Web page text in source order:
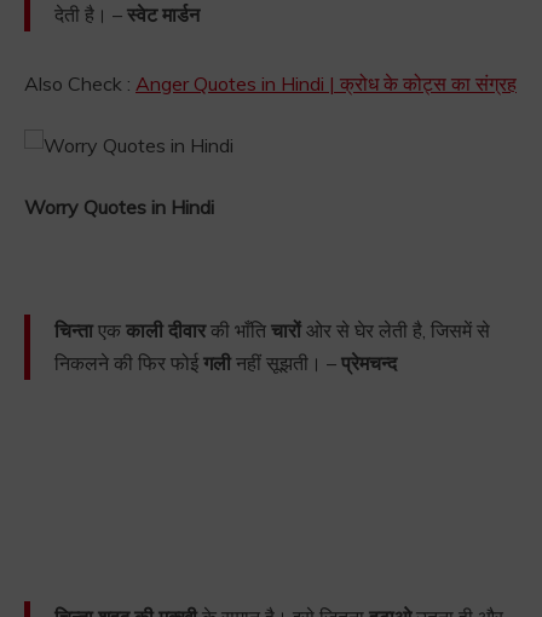
देती है। – स्वेट मार्डन
Also Check : Anger Quotes in Hindi | क्रोध के कोट्स का संग्रह
Worry Quotes in Hindi
चिन्ताएक काली दीवारकी भाँति चारोंओर से घेर लेती है, जिसमें से
निकलने की फिर फोईगलीनहीं सूझती। – प्रेमचन्द